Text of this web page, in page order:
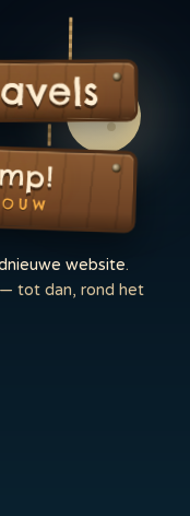
website.
tot dan, rond het